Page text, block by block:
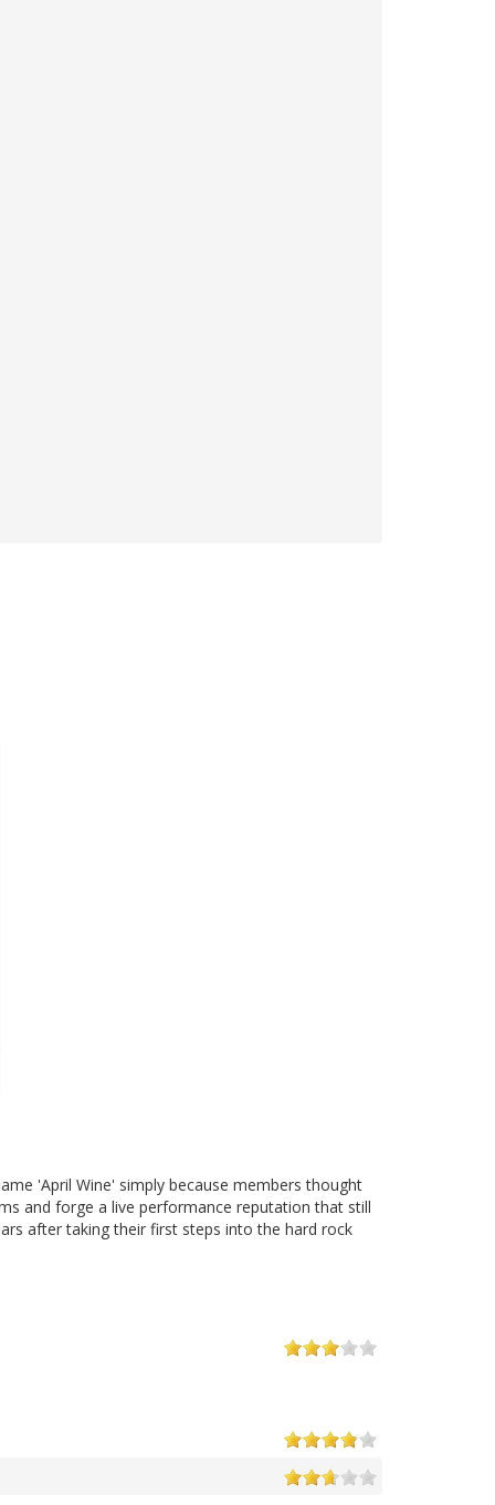
'April Wine' simply because members thought
and forge a live performance reputation that still
after taking their first steps into the hard rock